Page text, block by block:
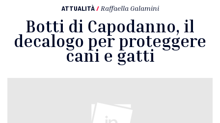
ATTUALITÀ / Raffaella Galamini
Botti di Capodanno, il
decalogo per proteggere
cani e gatti